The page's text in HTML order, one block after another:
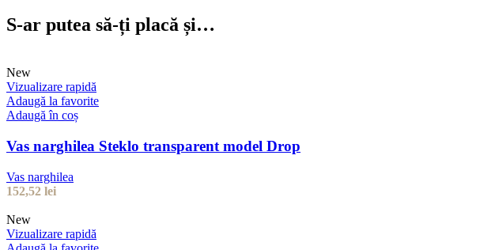
S-ar putea să-ți placă și…
New
Vizualizare rapidă
Adaugă la favorite
Adaugă în coș
Vas narghilea Steklo transparent model Drop
Vas narghilea
152,52 lei
New
Vizualizare rapidă